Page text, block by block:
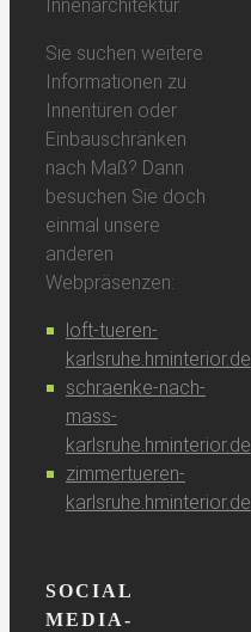
Innenarchitektur.
Sie suchen weitere
Informationen zu
Innentüren oder
Einbauschränken
nach Maß? Dann
besuchen Sie doch
einmal unsere
anderen
Webpräsenzen:
loft-tueren-
karlsruhe.hminterior.de
schraenke-nach-
mass-
karlsruhe.hminterior.de
zimmertueren-
karlsruhe.hminterior.de
SOCIAL
MEDIA-